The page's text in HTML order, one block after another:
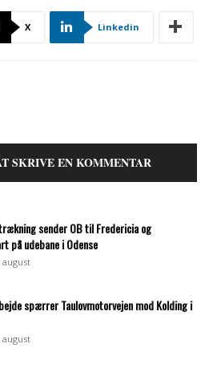
X Linkedin
SKRIVE EN KOMMENTAR
sender OB til Fredericia og
på udebane i Odense
august
spærrer Taulovmotorvejen mod Kolding i
august